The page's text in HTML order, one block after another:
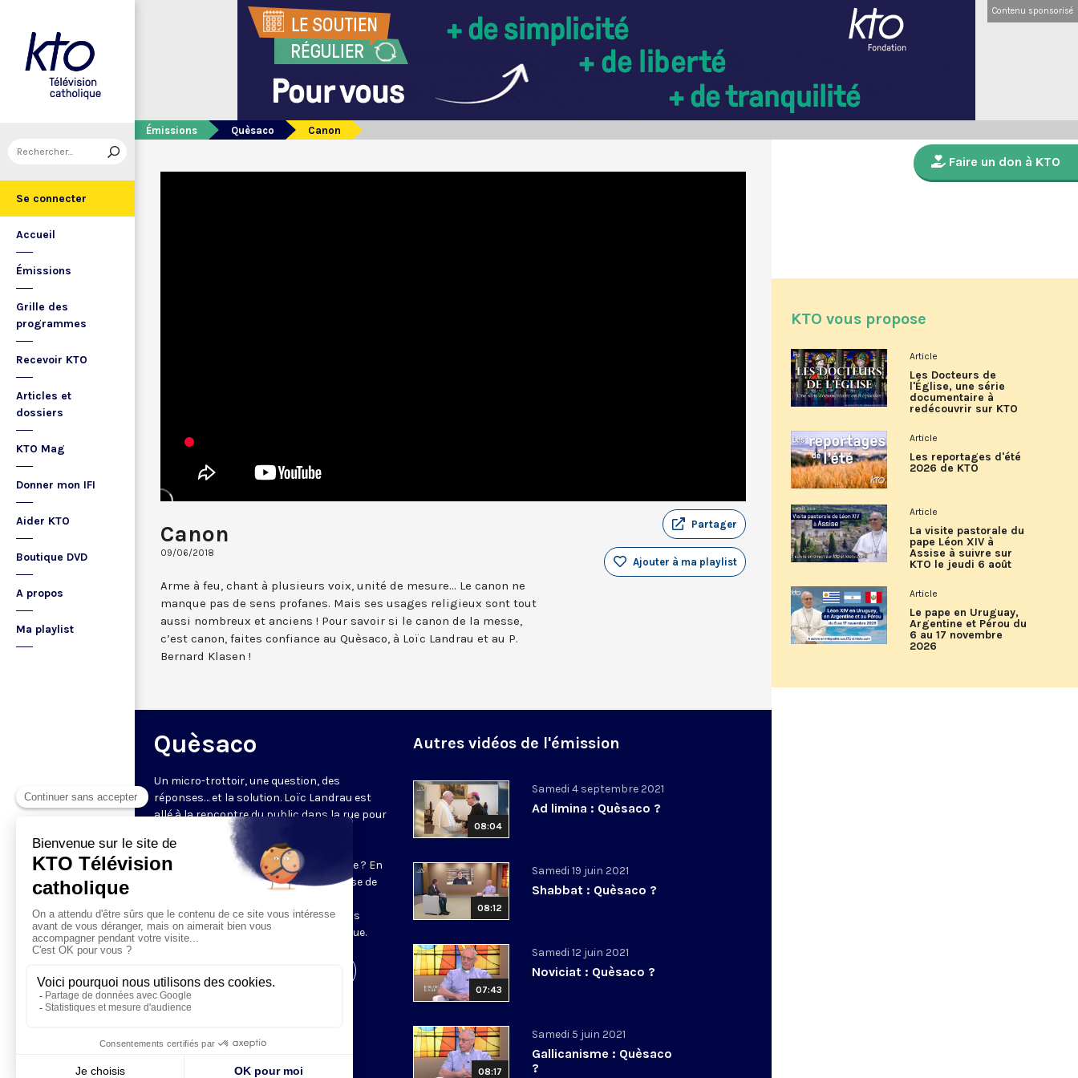
Se connecter
Accueil
Émissions
Grille des
programmes
Recevoir KTO
Articles et
dossiers
KTO Mag
Donner mon IFI
Aider KTO
Boutique DVD
A propos
Ma playlist
Contenu sponsorisé
Émissions Quèsaco Canon
Canon
09/06/2018
Partager
Ajouter à ma playlist
Arme à feu, chant à plusieurs voix, unité de mesure... Le canon ne
manque pas de sens profanes. Mais ses usages religieux sont tout
aussi nombreux et anciens ! Pour savoir si le canon de la messe,
c’est canon, faites confiance au Quèsaco, à Loïc Landrau et au P.
Bernard Klasen !
Quèsaco
Un micro-trottoir, une question, des
réponses… et la solution. Loïc Landrau est
allé à la rencontre du public dans la rue pour
l’interroger sur un mot ou un concept
catholique : que veulent dire des mots
comme miséricorde, narthex ou rosaire ? En
plateau, le père Bernard Klasen (diocèse de
question. 3 minutes pour rafraîchir nos
connaissances sur la culture catholique.
Autres vidéos de l'émission
08:04
Samedi 4 septembre 2021
Ad limina : Quèsaco ?
08:12
Samedi 19 juin 2021
Shabbat : Quèsaco ?
07:43
Samedi 12 juin 2021
Noviciat : Quèsaco ?
08:17
Samedi 5 juin 2021
Gallicanisme : Quèsaco
?
Faire un don à KTO
KTO vous propose
Article
Les Docteurs de
l'Église, une série
documentaire à
redécouvrir sur KTO
Article
Les reportages d'été
2026 de KTO
Article
La visite pastorale du
pape Léon XIV à
Assise à suivre sur
KTO le jeudi 6 août
Article
Le pape en Uruguay,
Argentine et Pérou du
6 au 17 novembre
2026